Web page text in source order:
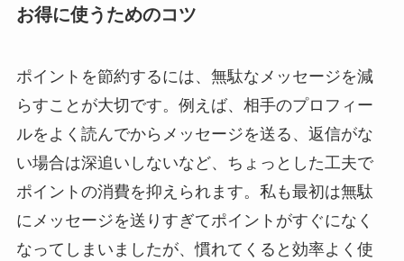
お得に使うためのコツ
ポイントを節約するには、無駄なメッセージを減
らすことが大切です。例えば、相手のプロフィー
ルをよく読んでからメッセージを送る、返信がな
い場合は深追いしないなど、ちょっとした工夫で
ポイントの消費を抑えられます。私も最初は無駄
にメッセージを送りすぎてポイントがすぐになく
なってしまいましたが、慣れてくると効率よく使